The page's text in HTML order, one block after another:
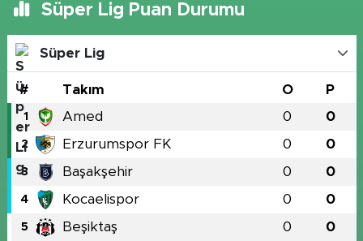
Süper Lig Puan Durumu
Süper Lig
# Takım O P
1 Amed 0 0
2 Erzurumspor FK 0 0
3 Başakşehir 0 0
4 Kocaelispor 0 0
5 Beşiktaş 0 0